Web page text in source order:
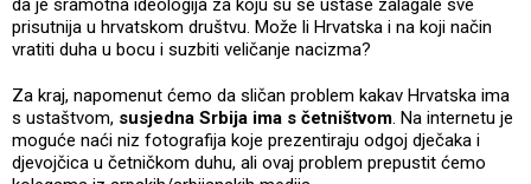
da je sramotna ideologija za koju su se ustaše zalagale sve
prisutnija u hrvatskom društvu. Može li Hrvatska i na koji način
vratiti duha u bocu i suzbiti veličanje nacizma?
Za kraj, napomenut ćemo da sličan problem kakav Hrvatska ima
s ustaštvom, susjedna Srbija ima s četništvom. Na internetu je
moguće naći niz fotografija koje prezentiraju odgoj dječaka i
djevojčica u četničkom duhu, ali ovaj problem prepustit ćemo